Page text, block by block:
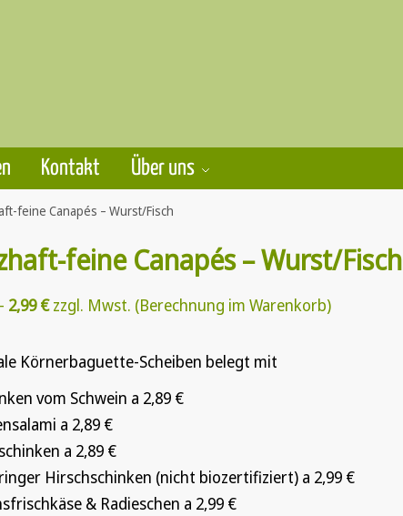
Kontakt Über uns
feine Canapés – Wurst/Fisch
feine Canapés – Wurst/Fisch
2,99€ zzgl. Mwst. (Berechnung im Warenkorb)
Körnerbaguette-Scheiben belegt mit
vom Schwein a 2,89 €
a 2,89 €
a 2,89 €
Hirschschinken (nicht biozertifiziert) a 2,99 €
& Radieschen a 2,99 €